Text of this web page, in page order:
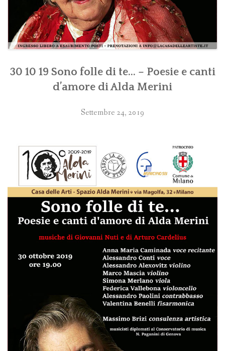
30 10 19 Sono folle di te… – Poesie e canti
d’amore di Alda Merini
Settembre 24, 2019